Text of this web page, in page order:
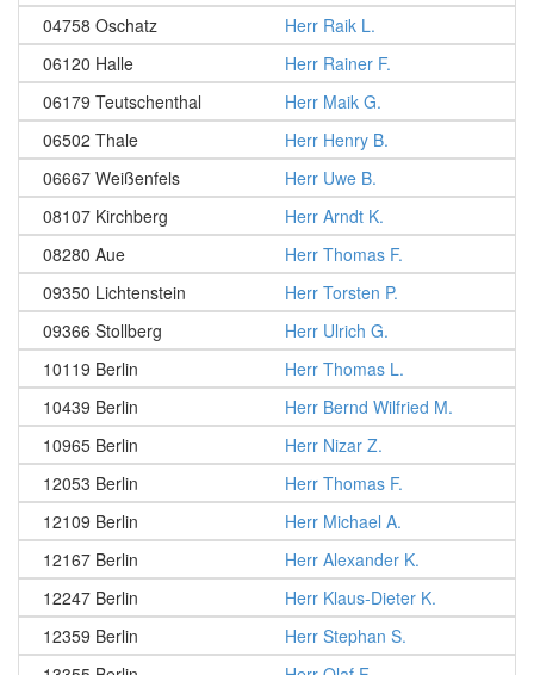
04758 Oschatz
Herr Raik L.
06120 Halle
Herr Rainer F.
06179 Teutschenthal
Herr Maik G.
06502 Thale
Herr Henry B.
06667 Weißenfels
Herr Uwe B.
08107 Kirchberg
Herr Arndt K.
08280 Aue
Herr Thomas F.
09350 Lichtenstein
Herr Torsten P.
09366 Stollberg
Herr Ulrich G.
10119 Berlin
Herr Thomas L.
10439 Berlin
Herr Bernd Wilfried M.
10965 Berlin
Herr Nizar Z.
12053 Berlin
Herr Thomas F.
12109 Berlin
Herr Michael A.
12167 Berlin
Herr Alexander K.
12247 Berlin
Herr Klaus-Dieter K.
12359 Berlin
Herr Stephan S.